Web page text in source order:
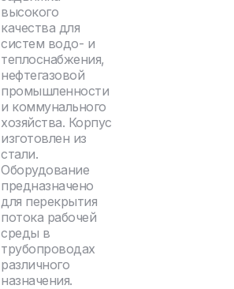
высокого
качества для
систем водо- и
теплоснабжения,
нефтегазовой
промышленности
и коммунального
хозяйства. Корпус
изготовлен из
стали.
Оборудование
предназначено
для перекрытия
потока рабочей
среды в
трубопроводах
различного
назначения.